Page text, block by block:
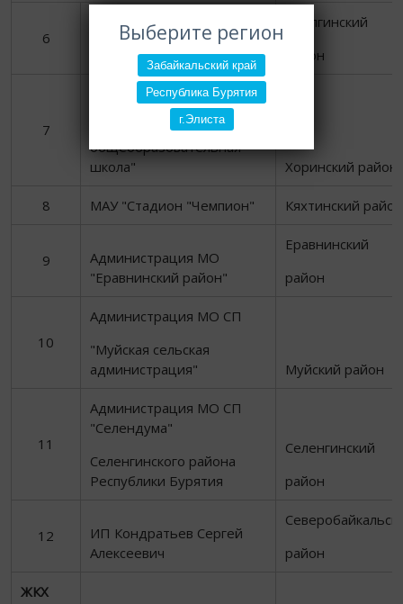
Выберите регион
Забайкальский край
Республика Бурятия
г.Элиста
6
АМО СП "Гурульбинское"
Иволгинского района РБ
Иволгинский
район
7
МБОУ "Верхне-Талецкая
общеобразовательная
школа"
Хоринский район
8 МАУ "Стадион "Чемпион" Кяхтинский район
9
Администрация МО
"Еравнинский район"
Еравнинский
район
10
Администрация МО СП
"Муйская сельская
администрация"
Муйский район
11
Администрация МО СП
"Селендума"
Селенгинского района
Республики Бурятия
Селенгинский
район
12
ИП Кондратьев Сергей
Алексеевич
район
ЖКХ